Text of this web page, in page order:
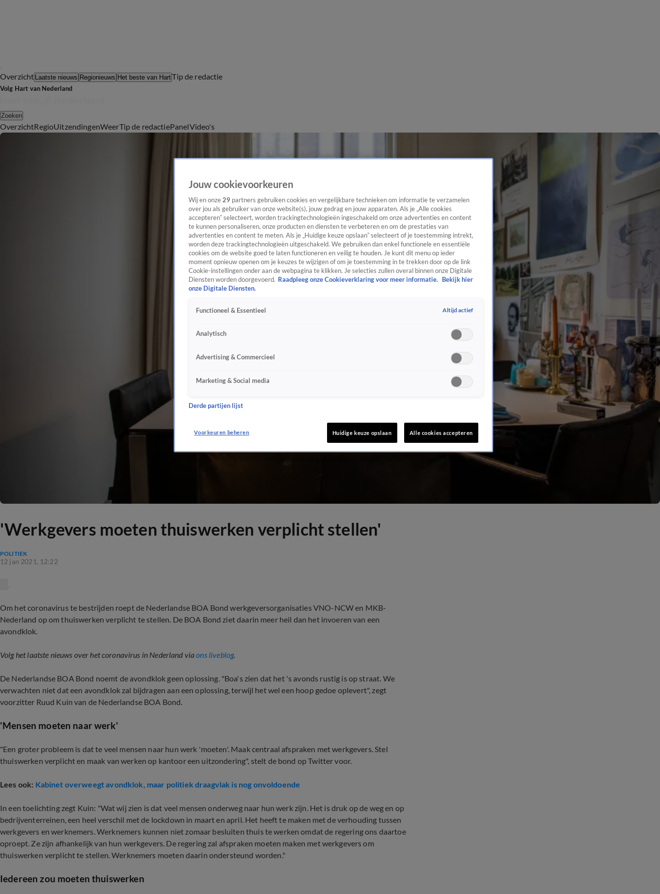
Overzicht Laatste nieuws Regionieuws Het beste van HartTip de redactie
Volg Hart van Nederland
Zoeken
OverzichtRegioUitzendingenWeerTip de redactiePanelVideo's
'Werkgevers moeten thuiswerken verplicht stellen'
POLITIEK
12 jan 2021, 12:22
Om het coronavirus te bestrijden roept de Nederlandse BOA Bond werkgeversorganisaties VNO-NCW en MKB-
Nederland op om thuiswerken verplicht te stellen. De BOA Bond ziet daarin meer heil dan het invoeren van een
avondklok.
Volg het laatste nieuws over het coronavirus in Nederland viaons liveblog.
De Nederlandse BOA Bond noemt de avondklok geen oplossing. "Boa's zien dat het 's avonds rustig is op straat. We
verwachten niet dat een avondklok zal bijdragen aan een oplossing, terwijl het wel een hoop gedoe oplevert", zegt
voorzitter Ruud Kuin van de Nederlandse BOA Bond.
'Mensen moeten naar werk'
"Een groter probleem is dat te veel mensen naar hun werk 'moeten'. Maak centraal afspraken met werkgevers. Stel
thuiswerken verplicht en maak van werken op kantoor een uitzondering", stelt de bond op Twitter voor.
Lees ook: Kabinet overweegt avondklok, maar politiek draagvlak is nog onvoldoende
In een toelichting zegt Kuin: "Wat wij zien is dat veel mensen onderweg naar hun werk zijn. Het is druk op de weg en op
bedrijventerreinen, een heel verschil met de lockdown in maart en april. Het heeft te maken met de verhouding tussen
werkgevers en werknemers. Werknemers kunnen niet zomaar besluiten thuis te werken omdat de regering ons daartoe
oproept. Ze zijn afhankelijk van hun werkgevers. De regering zal afspraken moeten maken met werkgevers om
thuiswerken verplicht te stellen. Werknemers moeten daarin ondersteund worden."
Iedereen zou moeten thuiswerken
Jouw cookievoorkeuren
Wij en onze 29 partners gebruiken cookies en vergelijkbare technieken om informatie te verzamelen
over jou als gebruiker van onze website(s), jouw gedrag en jouw apparaten. Als je „Alle cookies
accepteren” selecteert, worden trackingtechnologieën ingeschakeld om onze advertenties en content
te kunnen personaliseren, onze producten en diensten te verbeteren en om de prestaties van
advertenties en content te meten. Als je „Huidige keuze opslaan” selecteert of je toestemming intrekt,
worden deze trackingtechnologieën uitgeschakeld. We gebruiken dan enkel functionele en essentiële
cookies om de website goed te laten functioneren en veilig te houden. Je kunt dit menu op ieder
moment opnieuw openen om je keuzes te wijzigen of om je toestemming in te trekken door op de link
Cookie-instellingen onder aan de webpagina te klikken. Je selecties zullen overal binnen onze Digitale
Diensten worden doorgevoerd. Raadpleeg onze Cookieverklaring voor meer informatie.
Bekijk hier
onze Digitale Diensten.
Functioneel & Essentieel Altijd actief
Analytisch
Advertising & Commercieel
Marketing & Social media
Derde partijen lijst
Voorkeuren beheren Huidige keuze opslaan Alle cookies accepteren